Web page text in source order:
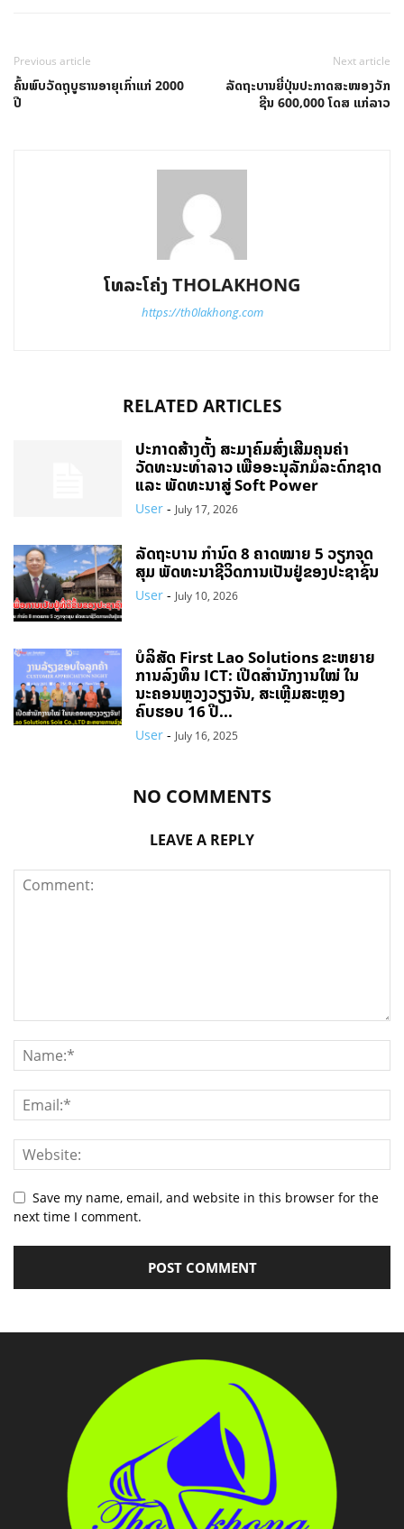
Previous article
ຄົ້ນພົບວັດຖຸບູຮານອາຍຸເກົ່າແກ່ 2000
ປີ
Next article
ລັດຖະບານຍີ່ປຸ່ນປະກາດສະໜອງວັກ
ຊີນ 600,000 ໂດສ ແກ່ລາວ
ໂທລະໂຄ່ງ THOLAKHONG
https://th0lakhong.com
RELATED ARTICLES
ປະກາດສ້າງຕັ້ງ ສະມາຄົມສົ່ງເສີມຄຸນຄ່າ
ວັດທະນະທຳລາວ ເພື່ອອະນຸລັກມໍລະດົກຊາດ
ແລະ ພັດທະນາສູ່ Soft Power
User - July 17, 2026
ລັດຖະບານ ກຳນົດ 8 ຄາດໝາຍ 5 ວຽກຈຸດ
ສຸມ ພັດທະນາຊີວິດການເປັນຢູ່ຂອງປະຊາຊົນ
User - July 10, 2026
ບໍລິສັດ First Lao Solutions ຂະຫຍາຍ
ການລົງທຶນ ICT: ເປີດສຳນັກງານໃໝ່ ໃນ
ນະຄອນຫຼວງວຽງຈັນ, ສະເຫຼີມສະຫຼອງ
ຄົບຮອບ 16 ປີ...
User - July 16, 2025
NO COMMENTS
LEAVE A REPLY
Save my name, email, and website in this browser for the
next time I comment.